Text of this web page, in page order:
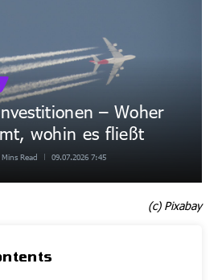
– Woher
wohin es fließt
Mins Read 09.07.2026 7:45
(c) Pixabay